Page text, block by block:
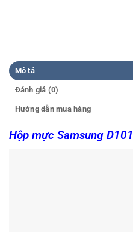
Mô tả
Đánh giá (0)
Hướng dẫn mua hàng
Hộp mực Samsung D101